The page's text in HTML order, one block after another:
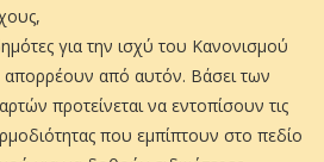
για την ισχύ του Κανονισμού
απορρέουν από αυτόν. Βάσει των
προτείνεται να εντοπίσουν τις
που εμπίπτουν στο πεδίο